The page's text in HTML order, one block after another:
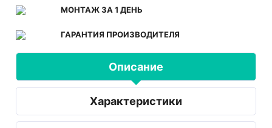
МОНТАЖ ЗА 1 ДЕНЬ
ГАРАНТИЯ ПРОИЗВОДИТЕЛЯ
Описание
Характеристики